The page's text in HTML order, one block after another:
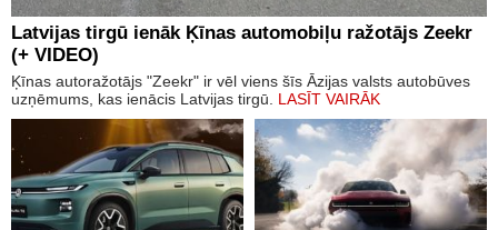
Latvijas tirgū ienāk Ķīnas automobiļu ražotājs Zeekr
(+ VIDEO)
Ķīnas autoražotājs "Zeekr" ir vēl viens šīs Āzijas valsts autobūves
uzņēmums, kas ienācis Latvijas tirgū. LASĪT VAIRĀK